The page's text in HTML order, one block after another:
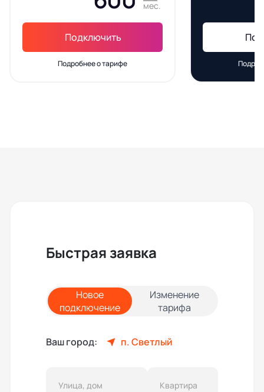
мес.
Подключить
Подробнее о тарифе
Быстрая заявка
Новое
подключение
Изменение
тарифа
Ваш город: п. Светлый